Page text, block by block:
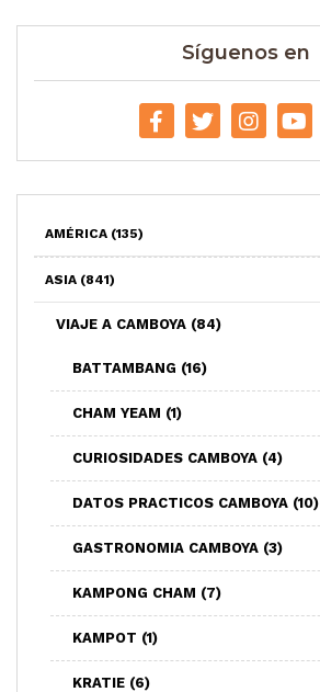
Síguenos en
AMÉRICA (135)
ASIA (841)
VIAJE A CAMBOYA (84)
BATTAMBANG (16)
CHAM YEAM (1)
CURIOSIDADES CAMBOYA (4)
DATOS PRACTICOS CAMBOYA (10)
GASTRONOMIA CAMBOYA (3)
KAMPONG CHAM (7)
KAMPOT (1)
KRATIE (6)